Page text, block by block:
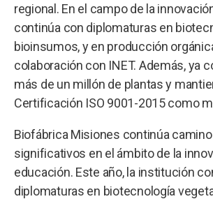
regional. En el campo de la
continúa con diplomaturas en
bioinsumos, y en producción
colaboración con INET. Además, ya
más de un millón de plantas y
Certificación ISO 9001-2015 como
Biofábrica Misiones continúa
significativos en el ámbito de la
educación. Este año, la institución
diplomaturas en biotecnología